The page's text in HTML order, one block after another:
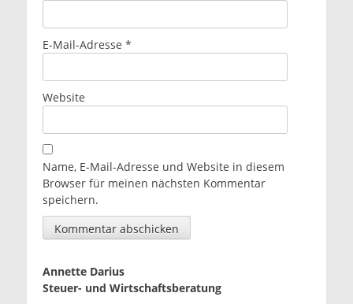
E-Mail-Adresse *
Website
Name, E-Mail-Adresse und Website in diesem
Browser für meinen nächsten Kommentar
speichern.
Annette Darius
Steuer- und Wirtschaftsberatung